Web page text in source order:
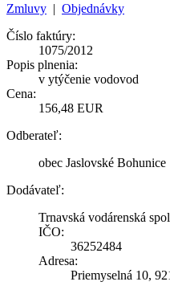
Zmluvy | Objednávky
Číslo faktúry:
1075/2012
Popis plnenia:
v ytýčenie vodovod
Cena:
156,48 EUR
Odberateľ:
obec Jaslovské Bohunice
Dodávateľ:
Trnavská vodárenská
IČO:
36252484
Adresa:
Priemyselná 10,